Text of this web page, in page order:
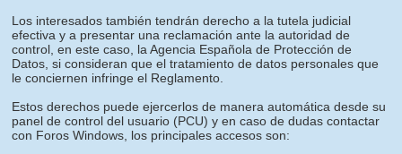
Los interesados también tendrán derecho a la tutela judicial
efectiva y a presentar una reclamación ante la autoridad de
control, en este caso, la Agencia Española de Protección de
Datos, si consideran que el tratamiento de datos personales que
le conciernen infringe el Reglamento.
Estos derechos puede ejercerlos de manera automática desde su
panel de control del usuario (PCU) y en caso de dudas contactar
con Foros Windows, los principales accesos son: